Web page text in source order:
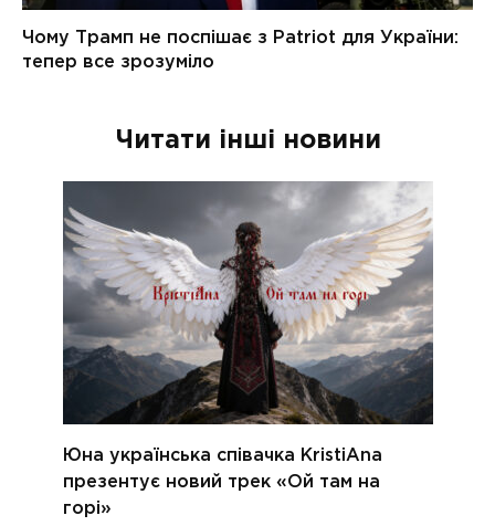
Читати інші новини
Юна українська співачка KristiAna
презентує новий трек «Ой там на
горі»